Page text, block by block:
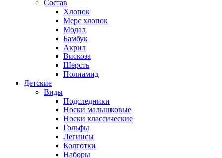
Состав
Хлопок
Мерс хлопок
Модал
Бамбук
Акрил
Вискоза
Шерсть
Полиамид
Детские
Виды
Подследники
Носки малышковые
Носки классические
Гольфы
Легинсы
Колготки
Наборы